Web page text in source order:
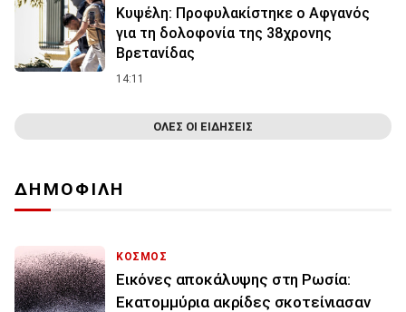
Κυψέλη: Προφυλακίστηκε ο Αφγανός
για τη δολοφονία της 38χρονης
Βρετανίδας
14:11
ΟΛΕΣ ΟΙ ΕΙΔΗΣΕΙΣ
ΔΗΜΟΦΙΛΗ
ΚΟΣΜΟΣ
Εικόνες αποκάλυψης στη Ρωσία:
Εκατομμύρια ακρίδες σκοτείνιασαν